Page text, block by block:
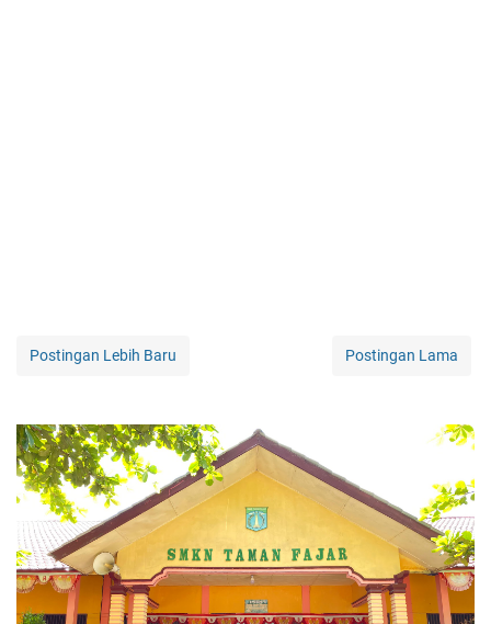
Postingan Lebih Baru Postingan Lama